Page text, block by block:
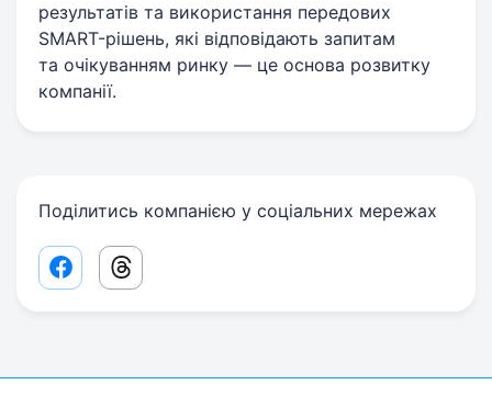
результатів та використання передових
SMART-рішень, які відповідають запитам
та очікуванням ринку — це основа розвитку
компанії.
Поділитись компанією у соціальних мережах
Facebook share link
Threads share link